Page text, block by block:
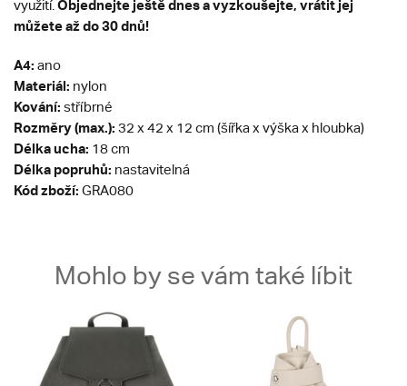
využití. Objednejte ještě dnes a vyzkoušejte, vrátit jej
můžete až do 30 dnů!
A4: ano
Materiál: nylon
Kování: stříbrné
Rozměry (max.): 32 x 42 x 12 cm (šířka x výška x hloubka)
Délka ucha: 18 cm
Délka popruhů: nastavitelná
Kód zboží: GRA080
Mohlo by se vám také líbit